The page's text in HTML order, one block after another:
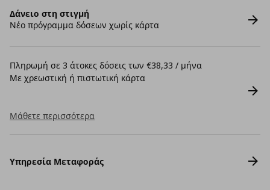
Δάνειο στη στιγμή
Νέο πρόγραμμα δόσεων χωρίς κάρτα
Πληρωμή σε 3 άτοκες δόσεις των €38,33 / μήνα
Με χρεωστική ή πιστωτική κάρτα
Μάθετε περισσότερα
Υπηρεσία Μεταφοράς